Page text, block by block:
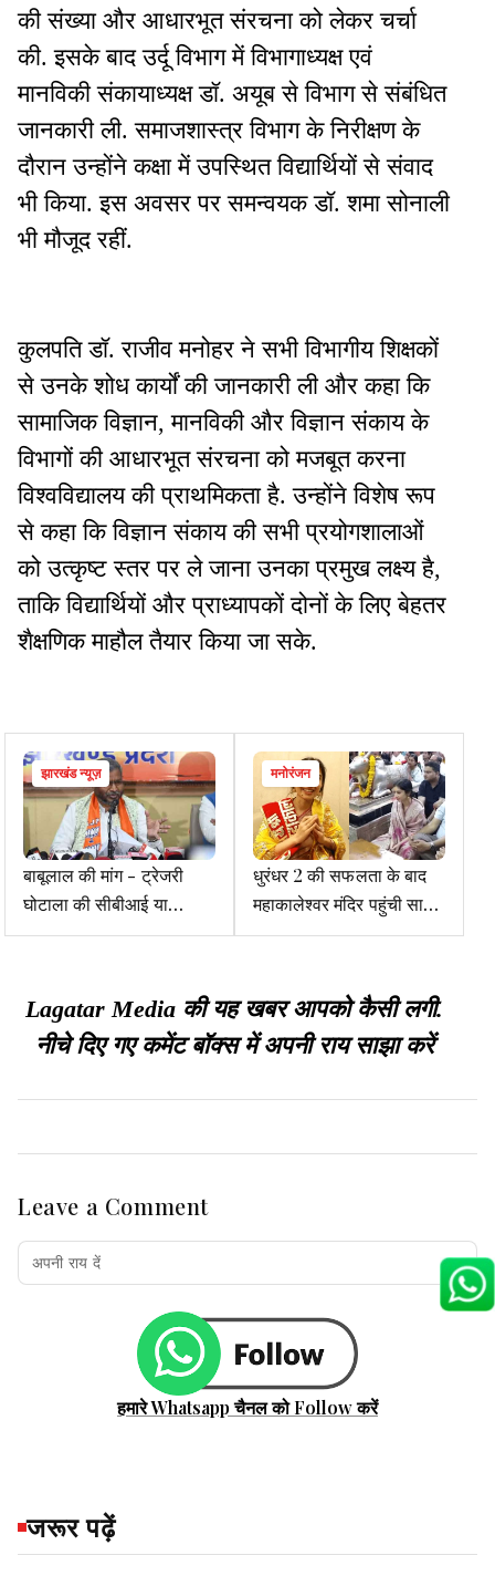
की संख्या और आधारभूत संरचना को लेकर चर्चा
की. इसके बाद उर्दू विभाग में विभागाध्यक्ष एवं
मानविकी संकायाध्यक्ष डॉ. अयूब से विभाग से संबंधित
जानकारी ली. समाजशास्त्र विभाग के निरीक्षण के
दौरान उन्होंने कक्षा में उपस्थित विद्यार्थियों से संवाद
भी किया. इस अवसर पर समन्वयक डॉ. शमा सोनाली
भी मौजूद रहीं.
कुलपति डॉ. राजीव मनोहर ने सभी विभागीय शिक्षकों
से उनके शोध कार्यों की जानकारी ली और कहा कि
सामाजिक विज्ञान, मानविकी और विज्ञान संकाय के
विभागों की आधारभूत संरचना को मजबूत करना
विश्वविद्यालय की प्राथमिकता है. उन्होंने विशेष रूप
से कहा कि विज्ञान संकाय की सभी प्रयोगशालाओं
को उत्कृष्ट स्तर पर ले जाना उनका प्रमुख लक्ष्य है,
ताकि विद्यार्थियों और प्राध्यापकों दोनों के लिए बेहतर
शैक्षणिक माहौल तैयार किया जा सके.
झारखंड न्यूज़
बाबूलाल की मांग - ट्रेजरी
घोटाला की सीबीआई या
न्यायिक जांच करायें
मनोरंजन
धुरंधर 2 की सफलता के बाद
महाकालेश्वर मंदिर पहुंची सारा
अर्जुन,बोलीं- इससे बेहतर
Lagatar Media की यह खबर आपको कैसी लगी.
नीचे दिए गए कमेंट बॉक्स में अपनी राय साझा करें
Leave a Comment
हमारे Whatsapp चैनल को Follow करें
जरूर पढ़ें